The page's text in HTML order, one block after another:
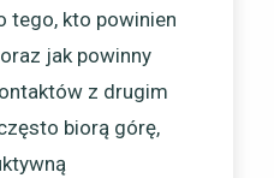
tego, kto powinien
jak powinny
z drugim
biorą górę,